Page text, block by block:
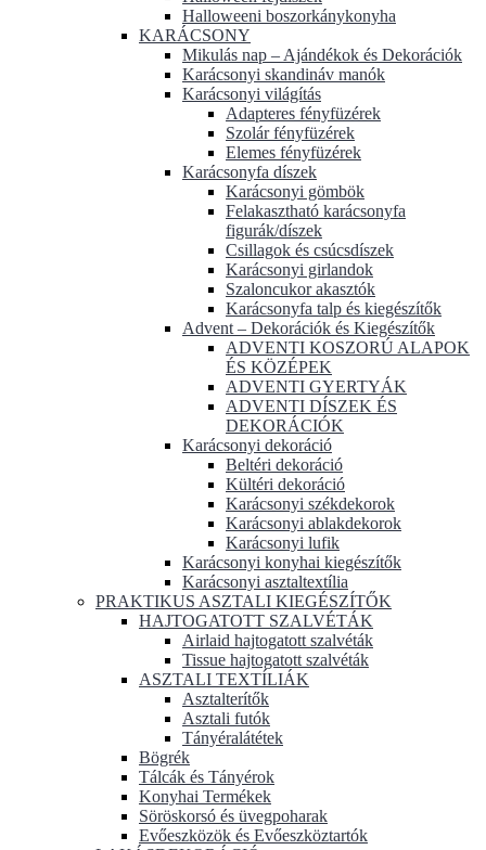
Halloweeni boszorkánykonyha
KARÁCSONY
Mikulás nap – Ajándékok és Dekorációk
Karácsonyi skandináv manók
Karácsonyi világítás
Adapteres fényfüzérek
Szolár fényfüzérek
Elemes fényfüzérek
Karácsonyfa díszek
Karácsonyi gömbök
Felakasztható karácsonyfa
figurák/díszek
Csillagok és csúcsdíszek
Karácsonyi girlandok
Szaloncukor akasztók
Karácsonyfa talp és kiegészítők
Advent – Dekorációk és Kiegészítők
ADVENTI KOSZORÚ ALAPOK
ÉS KÖZÉPEK
ADVENTI GYERTYÁK
ADVENTI DÍSZEK ÉS
DEKORÁCIÓK
Karácsonyi dekoráció
Beltéri dekoráció
Kültéri dekoráció
Karácsonyi székdekorok
Karácsonyi ablakdekorok
Karácsonyi lufik
Karácsonyi konyhai kiegészítők
Karácsonyi asztaltextília
PRAKTIKUS ASZTALI KIEGÉSZÍTŐK
HAJTOGATOTT SZALVÉTÁK
Airlaid hajtogatott szalvéták
Tissue hajtogatott szalvéták
ASZTALI TEXTÍLIÁK
Asztalterítők
Asztali futók
Tányéralátétek
Bögrék
Tálcák és Tányérok
Konyhai Termékek
Söröskorsó és üvegpoharak
Evőeszközök és Evőeszköztartók